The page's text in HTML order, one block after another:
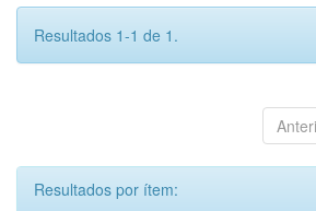
Resultados 1-1 de 1.
Resultados por ítem: